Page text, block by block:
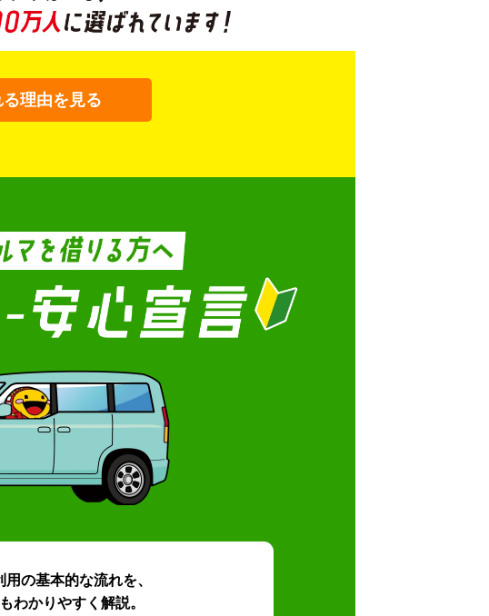
理由を見る
の基本的な流れを、
わかりやすく解説。